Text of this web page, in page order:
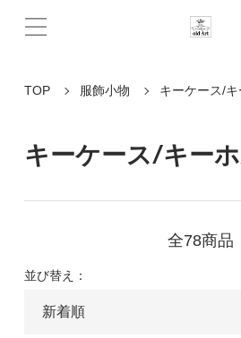
TOP 服飾小物 キーケース/
キーケース/キー
全78商品
並び替え：